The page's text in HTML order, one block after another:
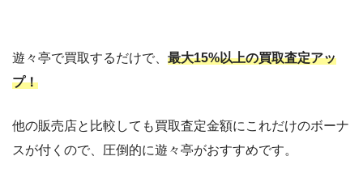
遊々亭で買取するだけで、 最大15%以上の買取査定アッ
プ！
他の販売店と比較しても買取査定金額にこれだけのボーナ
スが付くので、圧倒的に遊々亭がおすすめです。